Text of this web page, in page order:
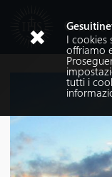
LingueI cookies
offriamo
tutti i